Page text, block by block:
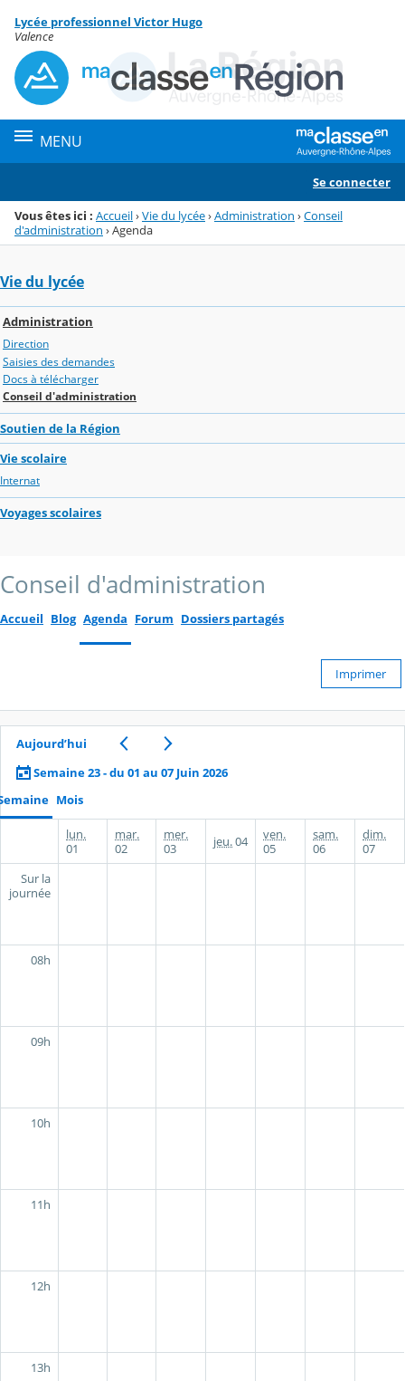
Menu de la rubrique
Contenu
Lycée professionnel Victor Hugo
Valence
MENU
Se connecter
Vous êtes ici : Accueil›Vie du lycée›Administration ›Conseil
d'administration ›Agenda
Vie du lycée
Administration
Direction
Saisies des demandes
Docs à télécharger
Conseil d'administration
Soutien de la Région
Vie scolaire
Internat
Voyages scolaires
Conseil d'administration
Accueil Blog Agenda Forum Dossiers partagés
Imprimer
Aujourd’hui
Semaine 23 - du 01 au 07 Juin 2026
Mois
lun.
01
mar.
02
mer.
03
jeu.04
ven.
05
sam.
06
dim.
07
Sur la
journée
08h
09h
10h
11h
12h
13h